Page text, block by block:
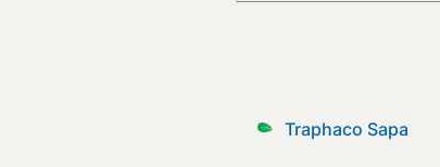
Traphaco Sapa